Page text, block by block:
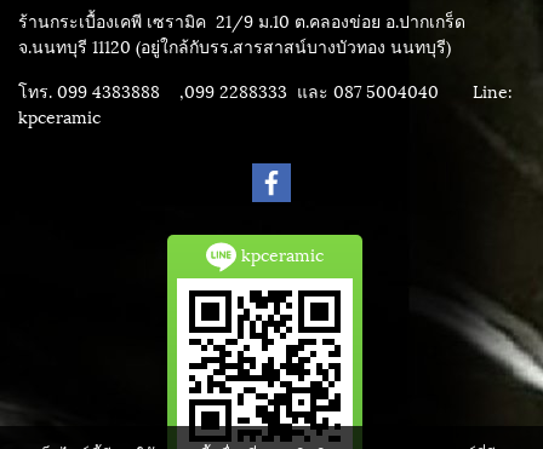
ร้านกระเบื้องเคพี เซรามิค 21/9 ม.10 ต.คลองข่อย อ.ปากเกร็ด
จ.นนทบุรี 11120 (อยู่ใกล้กับรร.สารสาสน์บางบัวทอง นนทบุรี)
โทร. 099 4383888 ,099 2288333 และ 087 5004040 Line:
kpceramic
kpceramic